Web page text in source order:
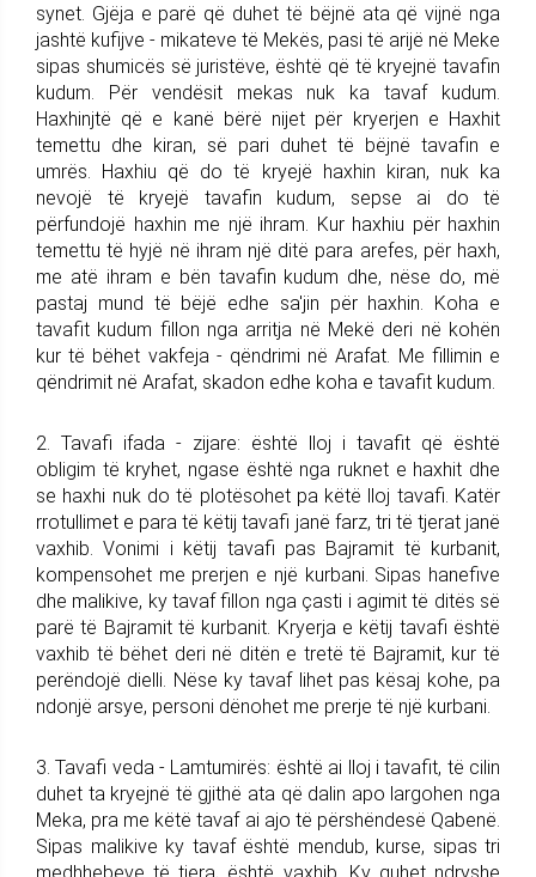
synet. Gjëja e parë që duhet të bëjnë ata që vijnë nga
jashtë kufijve - mikateve të Mekës, pasi të arijë në Meke
sipas shumicës së juristëve, është që të kryejnë tavafin
kudum. Për vendësit mekas nuk ka tavaf kudum.
Haxhinjtë që e kanë bërë nijet për kryerjen e Haxhit
temettu dhe kiran, së pari duhet të bëjnë tavafin e
umrës. Haxhiu që do të kryejë haxhin kiran, nuk ka
nevojë të kryejë tavafin kudum, sepse ai do të
përfundojë haxhin me një ihram. Kur haxhiu për haxhin
temettu të hyjë në ihram një ditë para arefes, për haxh,
me atë ihram e bën tavafin kudum dhe, nëse do, më
pastaj mund të bëjë edhe sa'jin për haxhin. Koha e
tavafit kudum fillon nga arritja në Mekë deri në kohën
kur të bëhet vakfeja - qëndrimi në Arafat. Me fillimin e
qëndrimit në Arafat, skadon edhe koha e tavafit kudum.
2. Tavafi ifada - zijare: është lloj i tavafit që është
obligim të kryhet, ngase është nga ruknet e haxhit dhe
se haxhi nuk do të plotësohet pa këtë lloj tavafi. Katër
rrotullimet e para të këtij tavafi janë farz, tri të tjerat janë
vaxhib. Vonimi i këtij tavafi pas Bajramit të kurbanit,
kompensohet me prerjen e një kurbani. Sipas hanefive
dhe malikive, ky tavaf fillon nga çasti i agimit të ditës së
parë të Bajramit të kurbanit. Kryerja e këtij tavafi është
vaxhib të bëhet deri në ditën e tretë të Bajramit, kur të
perëndojë dielli. Nëse ky tavaf lihet pas kësaj kohe, pa
ndonjë arsye, personi dënohet me prerje të një kurbani.
3. Tavafi veda - Lamtumirës: është ai lloj i tavafit, të cilin
duhet ta kryejnë të gjithë ata që dalin apo largohen nga
Meka, pra me këtë tavaf ai ajo të përshëndesë Qabenë.
Sipas malikive ky tavaf është mendub, kurse, sipas tri
medhhebeve të tjera, është vaxhib. Ky quhet ndryshe